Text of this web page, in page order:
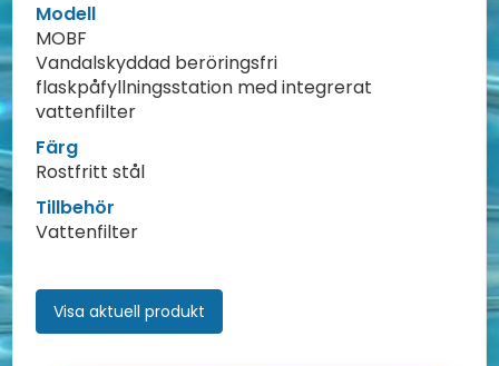
Modell
MOBF
Vandalskyddad beröringsfri
flaskpåfyllningsstation med integrerat
vattenfilter
Färg
Rostfritt stål
Tillbehör
Vattenfilter
Visa aktuell produkt